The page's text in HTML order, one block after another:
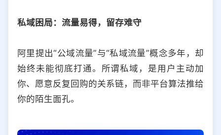
私域困局：流量易得，留存难守
阿里提出“公域流量”与“私域流量”概念多年，却
始终未能彻底打通。所谓私域，是用户主动加
你、愿意反复回购的关系链，而非平台算法推给
你的陌生面孔。